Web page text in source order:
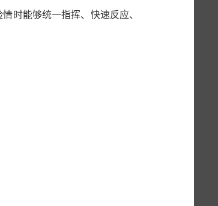
时能够统一指挥、快速反应、